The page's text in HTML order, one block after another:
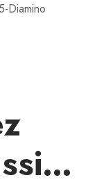
Diamino